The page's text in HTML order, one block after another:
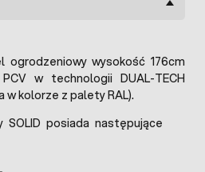
ogrodzeniowy wysokość 176cm
w technologii DUAL-TECH
w kolorze z palety RAL).
SOLID posiada następujące